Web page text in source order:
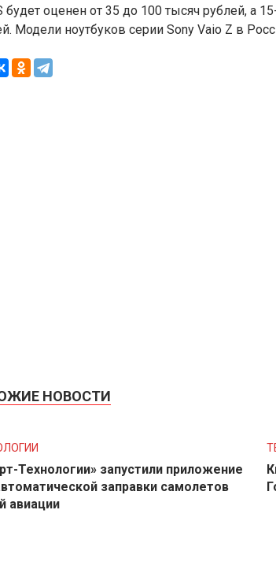
будет оценен от 35 до 100 тысяч рублей, а
Модели ноутбуков серии Sony Vaio Z в
НОВОСТИ
Технологии» запустили приложение
заправки самолетов
авиации